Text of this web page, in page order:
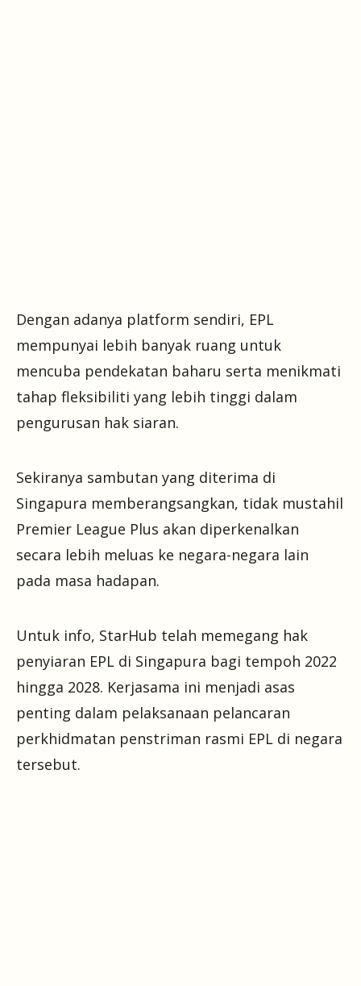
Dengan adanya platform sendiri, EPL
mempunyai lebih banyak ruang untuk
mencuba pendekatan baharu serta menikmati
tahap fleksibiliti yang lebih tinggi dalam
pengurusan hak siaran.
Sekiranya sambutan yang diterima di
Singapura memberangsangkan, tidak mustahil
Premier League Plus akan diperkenalkan
secara lebih meluas ke negara-negara lain
pada masa hadapan.
Untuk info, StarHub telah memegang hak
penyiaran EPL di Singapura bagi tempoh 2022
hingga 2028. Kerjasama ini menjadi asas
penting dalam pelaksanaan pelancaran
perkhidmatan penstriman rasmi EPL di negara
tersebut.